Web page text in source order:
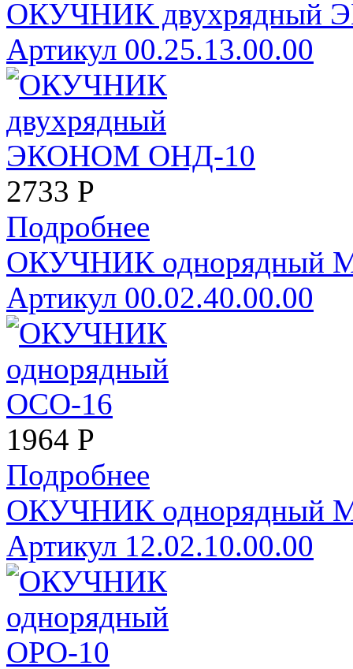
ОКУЧНИК
Артикул 00.25.13.00.00
2733 Р
Подробнее
ОКУЧНИК однорядный
Артикул 00.02.40.00.00
1964 Р
Подробнее
ОКУЧНИК однорядный
Артикул 12.02.10.00.00